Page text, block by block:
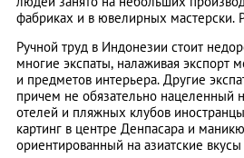
фабриках и в ювелирных мастерски.
Ручной труд в Индонезии стоит
многие экспаты, налаживая экспорт
и предметов интерьера. Другие
причем не обязательно нацеленный
отелей и пляжных клубов
картинг в центре Денпасара и
ориентированный на азиатские